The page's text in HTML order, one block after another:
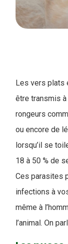
Les vers plats
être transmis
rongeurs
ou encore de
lorsqu’il se
18 à 50 % de
Ces parasites
infections à
même à
l’animal. On